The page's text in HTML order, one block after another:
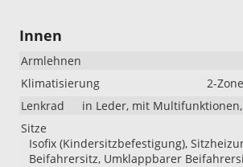
Innen
Armlehnen
Klimatisierung
2-
Lenkrad
in Leder, mit
Sitze
Isofix (Kindersitzbefestigung),
Beifahrersitz, Umklappbarer